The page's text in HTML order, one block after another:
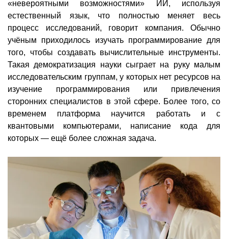
«невероятными возможностями» ИИ, используя
естественный язык, что полностью меняет весь
процесс исследований, говорит компания. Обычно
учёным приходилось изучать программирование для
того, чтобы создавать вычислительные инструменты.
Такая демократизация науки сыграет на руку малым
исследовательским группам, у которых нет ресурсов на
изучение программирования или привлечения
сторонних специалистов в этой сфере. Более того, со
временем платформа научится работать и с
квантовыми компьютерами, написание кода для
которых — ещё более сложная задача.